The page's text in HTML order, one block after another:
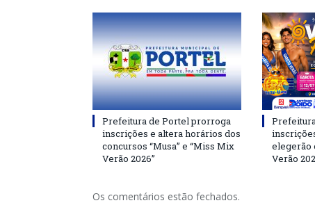
Prefeitura de Portel prorroga
inscrições e altera horários dos
concursos “Musa” e “Miss Mix
Verão 2026”
elegerão
Verão
Os comentários estão fechados.